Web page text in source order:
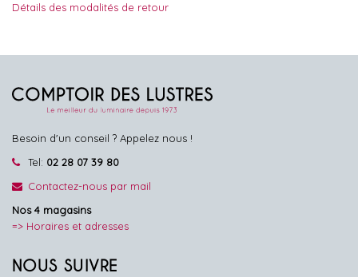
Détails des modalités de retour
Besoin d'un conseil ? Appelez nous !
Tel: 02 28 07 39 80
Contactez-nous par mail
Nos 4 magasins
=> Horaires et adresses
NOUS SUIVRE